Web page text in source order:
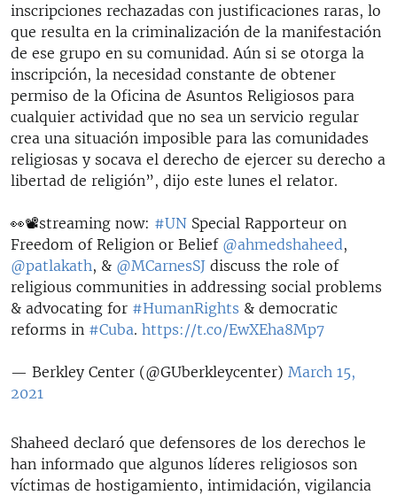
inscripciones rechazadas con justificaciones raras, lo
que resulta en la criminalización de la manifestación
de ese grupo en su comunidad. Aún si se otorga la
inscripción, la necesidad constante de obtener
permiso de la Oficina de Asuntos Religiosos para
cualquier actividad que no sea un servicio regular
crea una situación imposible para las comunidades
religiosas y socava el derecho de ejercer su derecho a
libertad de religión”, dijo este lunes el relator.
👀📽️streaming now: #UN Special Rapporteur on
Freedom of Religion or Belief @ahmedshaheed,
@patlakath, & @MCarnesSJ discuss the role of
religious communities in addressing social problems
& advocating for #HumanRights & democratic
reforms in #Cuba. https://t.co/EwXEha8Mp7
— Berkley Center (@GUberkleycenter) March 15,
2021
Shaheed declaró que defensores de los derechos le
han informado que algunos líderes religiosos son
víctimas de hostigamiento, intimidación, vigilancia